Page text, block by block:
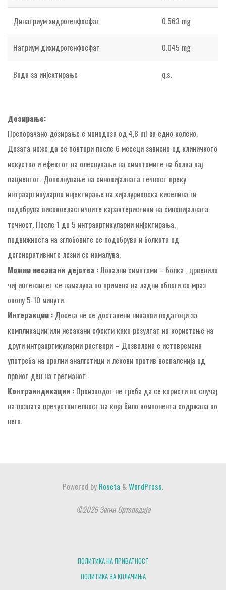
Динатриум хидрогенфосфат 0.563 mg
Натриум дихидрогенфосфат 0.045 mg
Вода за инјектирање q.s.
Дозирање:
Препорачано дозирање е монодоза од 4,8 ml за едно колено.
Дозата може да се повтори после 6 месеци зависно од клиничкото
искуство и ефектот на олеснување на симптомите на болка кај
пациентот. Дополнување на синовијалната течност преку
интраартикуларно инјектирање на хијалурионска киселина ги
подобрува високоеластичните карактеристики на синовијалната
течност. После 1 до 5 интраартикуларни инјектирања,
подвижноста на зглобовите се подобрува и болката од
дегенеративните лезии се намалува.
Можни несакани дејства :Локални симптоми – болка , црвенило
чиј интензитет се намалува по примена на ладни облоги со мраз
околу 5-10 минути.
Интеракции : Досега не се доставени никакви податоци за
компликации или несакани ефекти како резултат на користење на
други интраартикуларни раствори – Дозволена е истовремена
употреба на орални аналгетици и лекови против воспаленија од
првиот ден на третманот.
Контраиндикации : Производот не треба да се користи во случај
на позната пречуствителност на која било компонента содржана во
него.
Powered by Roseta &WordPress.
©2026 Зегин Ортопедија
ПОЛИТИКА НА ПРИВАТНОСТ
ПОЛИТИКА ЗА КОЛАЧИЊА